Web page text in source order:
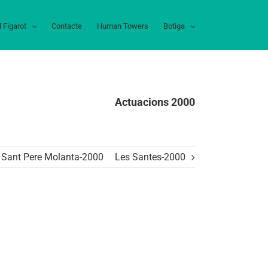
Figarot Contacte Human Towers Botiga
Actuacions 2000
Sant Pere Molanta-2000 Les Santes-2000